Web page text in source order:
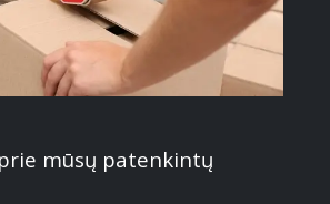
mūsų patenkintų